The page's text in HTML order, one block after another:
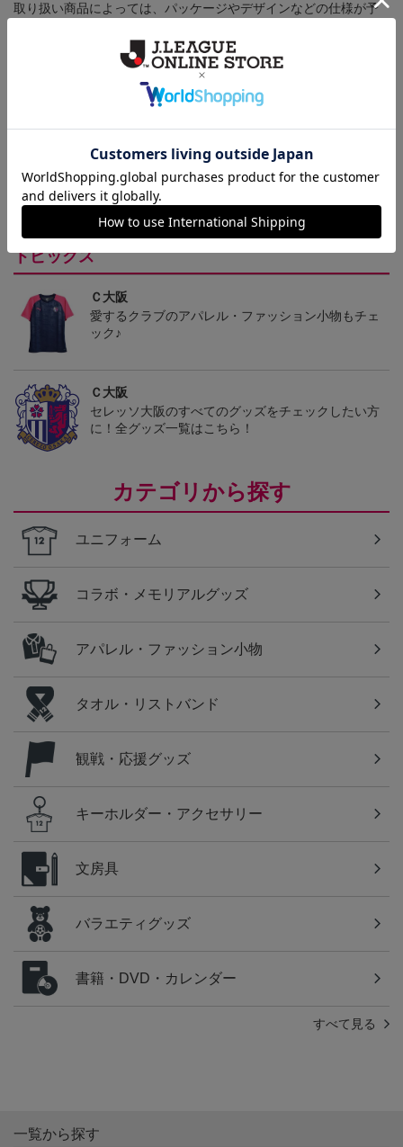
取り扱い商品によっては、パッケージやデザインなどの仕様が予
ヘルプページ
トピックス
Ｃ大阪
愛するクラブのアパレル・ファッション小物もチェ
ック♪
Ｃ大阪
セレッソ大阪のすべてのグッズをチェックしたい方
に！全グッズ一覧はこちら！
カテゴリから探す
ユニフォーム
コラボ・メモリアルグッズ
アパレル・ファッション小物
タオル・リストバンド
観戦・応援グッズ
キーホルダー・アクセサリー
文房具
バラエティグッズ
書籍・DVD・カレンダー
すべて見る
一覧から探す